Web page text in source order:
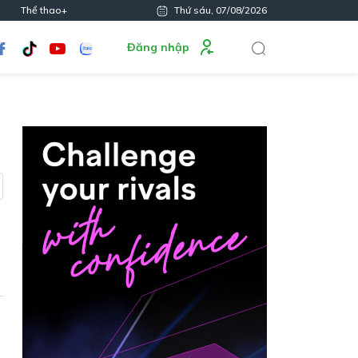
Thể thao+ Thứ sáu, 07/08/2026
Đăng nhập